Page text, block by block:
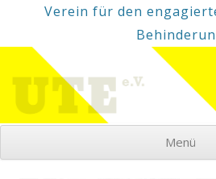
Verein für den
Menü